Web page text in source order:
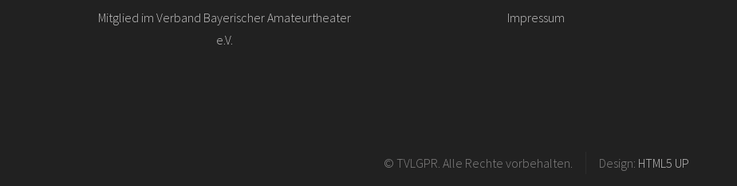
Mitglied im Verband Bayerischer Amateurtheater
e.V.
Impressum
© TVLGPR. Alle Rechte vorbehalten. Design: HTML5 UP